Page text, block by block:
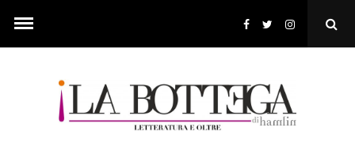
content